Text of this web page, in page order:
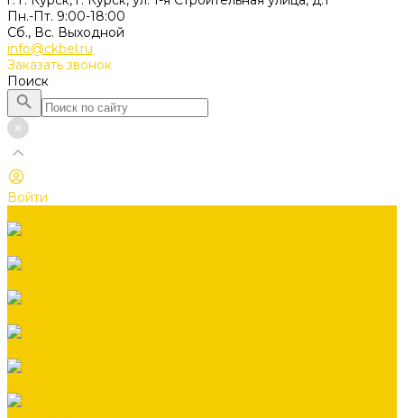
Пн.-Пт. 9:00-18:00
Сб., Вс. Выходной
info@ckbel.ru
Заказать звонок
Поиск
Войти